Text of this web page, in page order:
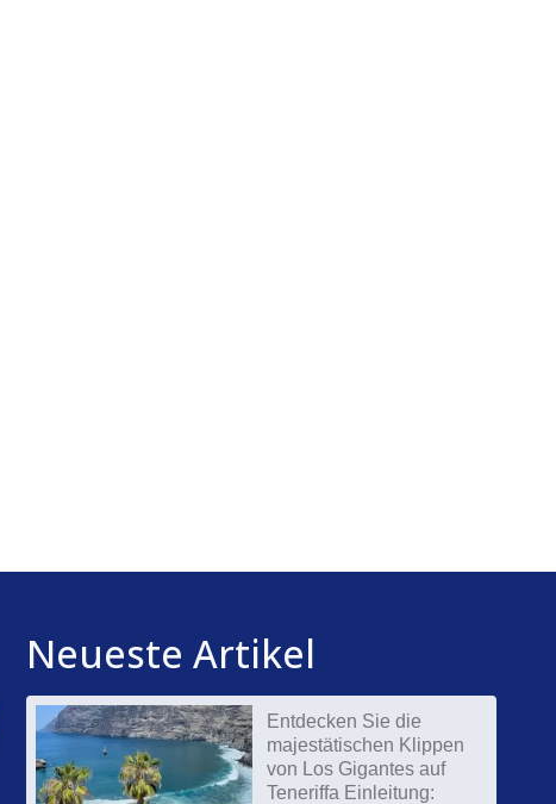
Neueste Artikel
Entdecken Sie die
majestätischen Klippen
von Los Gigantes auf
Teneriffa Einleitung: